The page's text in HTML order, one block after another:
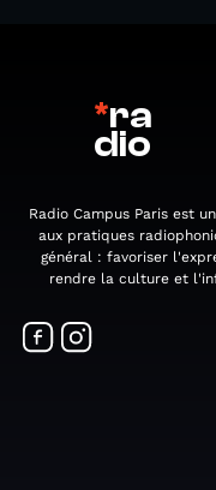
*ra
dio
Radio Campus Paris est
aux pratiques
général : favoriser
rendre la culture et